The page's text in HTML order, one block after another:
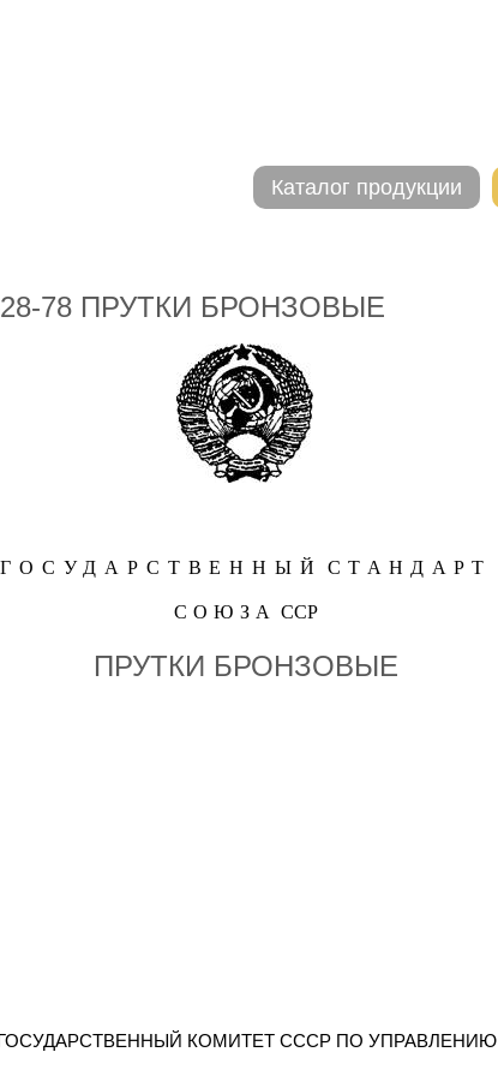
Каталог продукции
78 ПРУТКИ БРОНЗОВЫЕ
ГОСУДАРСТВЕННЫЙ СТАНДАРТ
СОЮЗА ССР
ПРУТКИ БРОНЗОВЫЕ
КОМИТЕТ СССР ПО УПРАВЛЕНИЮ